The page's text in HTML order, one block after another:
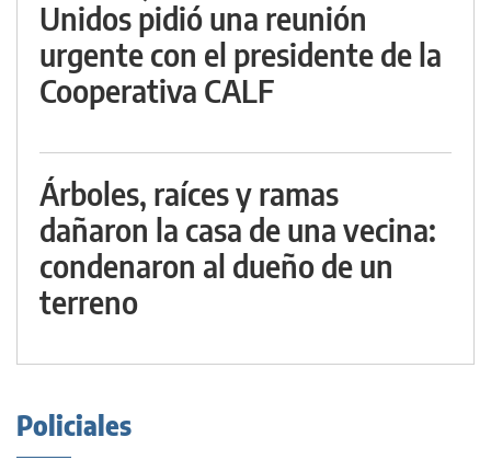
Unidos pidió una reunión
urgente con el presidente de la
Cooperativa CALF
Árboles, raíces y ramas
dañaron la casa de una vecina:
condenaron al dueño de un
terreno
Policiales